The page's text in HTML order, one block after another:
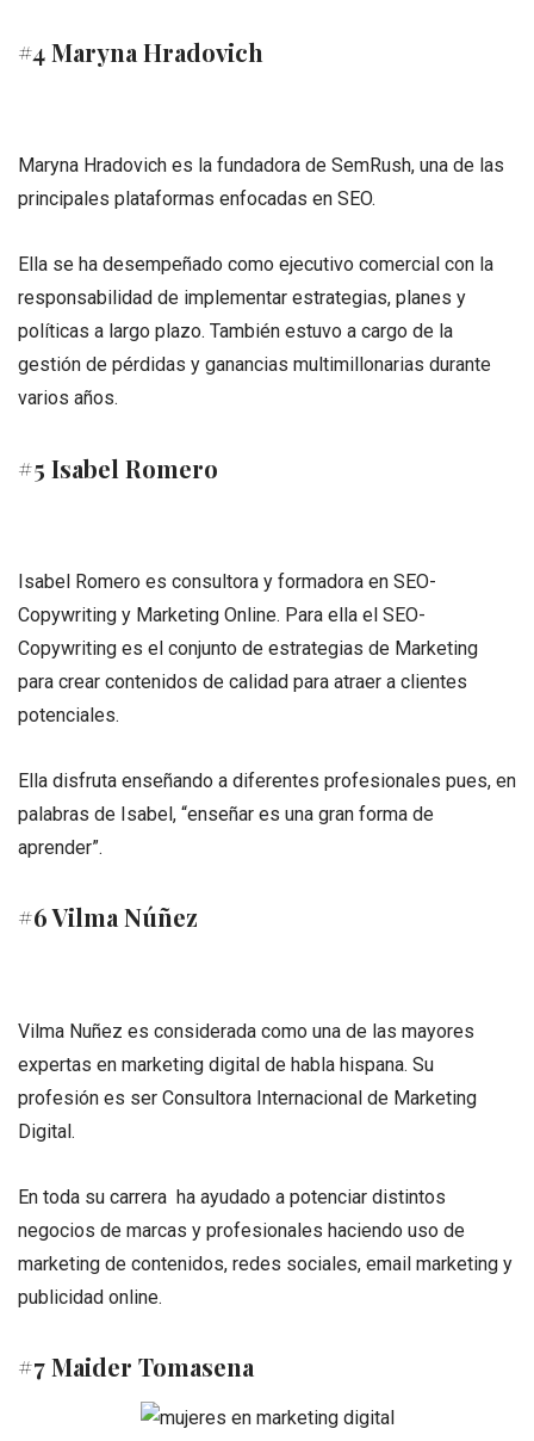
#4 Maryna Hradovich
Maryna Hradovich es la fundadora de SemRush, una de las
principales plataformas enfocadas en SEO.
Ella se ha desempeñado como ejecutivo comercial con la
responsabilidad de implementar estrategias, planes y
políticas a largo plazo. También estuvo a cargo de la
gestión de pérdidas y ganancias multimillonarias durante
varios años.
#5 Isabel Romero
Isabel Romero es consultora y formadora en SEO-
Copywriting y Marketing Online. Para ella el SEO-
Copywriting es el conjunto de estrategias de Marketing
para crear contenidos de calidad para atraer a clientes
potenciales.
Ella disfruta enseñando a diferentes profesionales pues, en
palabras de Isabel, “enseñar es una gran forma de
aprender”.
#6 Vilma Núñez
Vilma Nuñez es considerada como una de las mayores
expertas en marketing digital de habla hispana. Su
profesión es ser Consultora Internacional de Marketing
Digital.
En toda su carrera ha ayudado a potenciar distintos
negocios de marcas y profesionales haciendo uso de
marketing de contenidos, redes sociales, email marketing y
publicidad online.
#7 Maider Tomasena